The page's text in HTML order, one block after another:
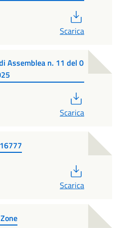
Scarica
Assemblea n. 11 del 0
Scarica
Scarica